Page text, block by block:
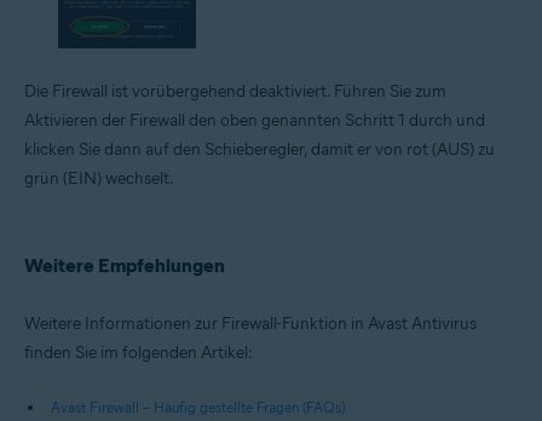
Die Firewall ist vorübergehend deaktiviert. Führen Sie zum
Aktivieren der Firewall den oben genannten Schritt 1 durch und
klicken Sie dann auf den Schieberegler, damit er von rot (AUS) zu
grün (EIN) wechselt.
Weitere Empfehlungen
Weitere Informationen zur Firewall-Funktion in Avast Antivirus
finden Sie im folgenden Artikel:
Avast Firewall – Häufig gestellte Fragen (FAQs)